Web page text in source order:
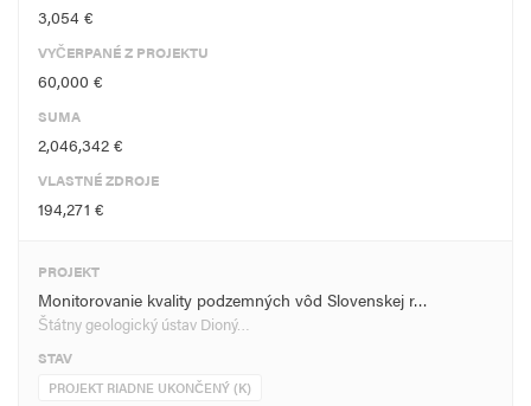
3,054 €
VYČERPANÉ Z PROJEKTU
60,000 €
SUMA
2,046,342 €
VLASTNÉ ZDROJE
194,271 €
PROJEKT
Monitorovanie kvality podzemných vôd Slovenskej r…
Štátny geologický ústav Dioný…
STAV
PROJEKT RIADNE UKONČENÝ (K)